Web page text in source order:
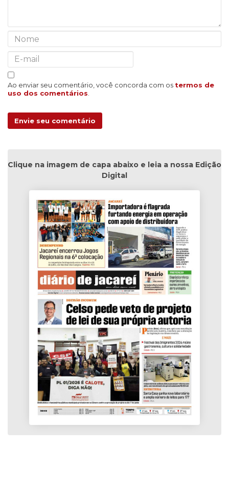
Ao enviar seu comentário, você concorda com os termos de
uso dos comentários.
Envie seu comentário
Clique na imagem de capa abaixo e leia a nossa Edição
Digital